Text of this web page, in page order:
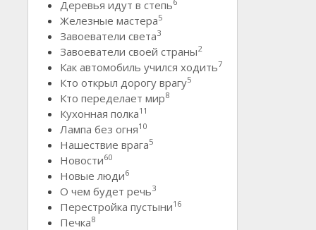
Деревья идут в степь
Железные мастера5
Завоеватели света3
Завоеватели своей страны2
Как автомобиль учился ходить7
Кто открыл дорогу врагу5
Кто переделает мир8
Кухонная полка11
Лампа без огня10
Нашествие врага5
Новости60
Новые люди6
О чем будет речь3
Перестройка пустыни16
Печка8